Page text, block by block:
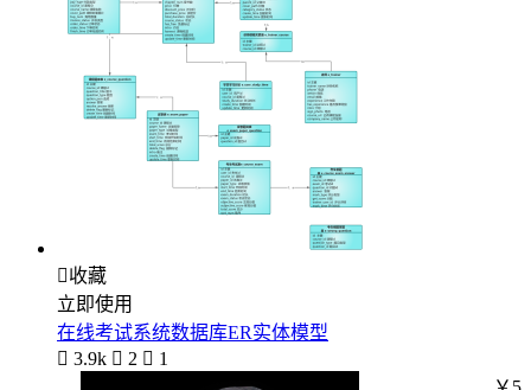
收藏
立即使用
在线考试系统数据库ER实体模型
 3.9k  2  1